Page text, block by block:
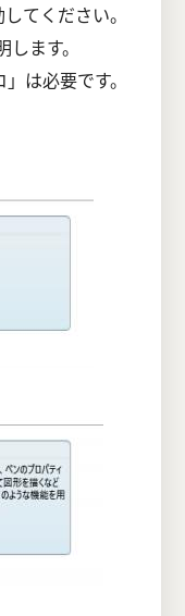
てください。
ます。
は必要です。